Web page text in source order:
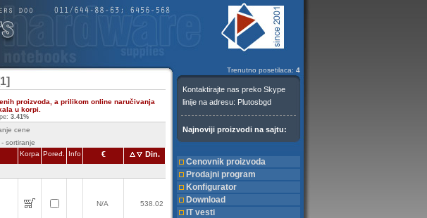
Trenutno posetilaca: 4
proizvoda, a prilikom online naručivanja
u korpi.
3.41%
cene
- sortiranje
Korpa Poređ. Info € Din.
N/A 538.02
Cenovnik proizvoda
Prodajni program
Konfigurator
Download
IT vesti